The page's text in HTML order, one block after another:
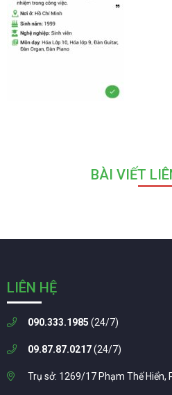
BÀI VIẾT
LIÊN HỆ
090.333.1985 (24/7)
09.87.87.0217(24/7)
Trụ sở: 1269/17 Phạm Thế Hiển,